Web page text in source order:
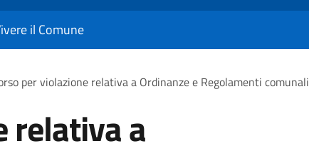
il Comune
per violazione relativa a Ordinanze e Regolamenti comunali
relativa a